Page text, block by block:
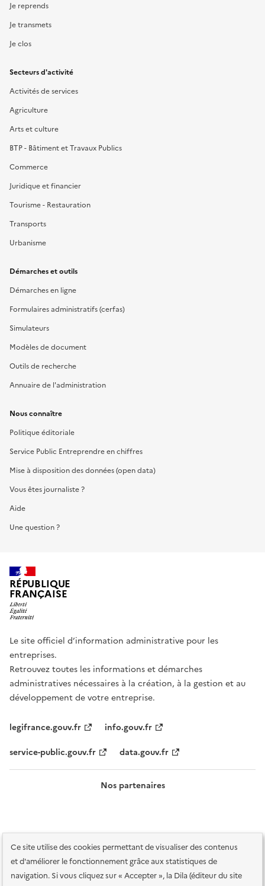
Ce site utilise des cookies permettant de visualiser des contenus
et d'améliorer le fonctionnement grâce aux statistiques de
navigation. Si vous cliquez sur « Accepter », la Dila (éditeur du site
Je reprends
Je transmets
Je clos
Secteurs d'activité
Activités de services
Agriculture
Arts et culture
BTP - Bâtiment et Travaux Publics
Commerce
Juridique et financier
Tourisme - Restauration
Transports
Urbanisme
Démarches et outils
Démarches en ligne
Formulaires administratifs (cerfas)
Simulateurs
Modèles de document
Outils de recherche
Annuaire de l'administration
Nous connaître
Politique éditoriale
Service Public Entreprendre en chiffres
Mise à disposition des données (open data)
Vous êtes journaliste ?
Aide
Une question ?
RÉPUBLIQUE
FRANÇAISE
Le site officiel d’information administrative pour les
entreprises.
Retrouvez toutes les informations et démarches
administratives nécessaires à la création, à la gestion et au
développement de votre entreprise.
legifrance.gouv.fr
info.gouv.fr
service-public.gouv.fr
data.gouv.fr
Nos partenaires